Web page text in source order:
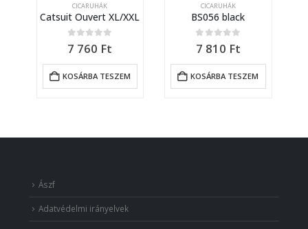
CICARUHÁK
Catsuit Ouvert XL/XXL
0 out of 5
7 760 Ft
KOSÁRBA TESZEM
CICARUHÁK
BS056 black
0out of 5
7 810 Ft
KOSÁRBA TESZEM
Ászf
Adatvédelmi irányelvek